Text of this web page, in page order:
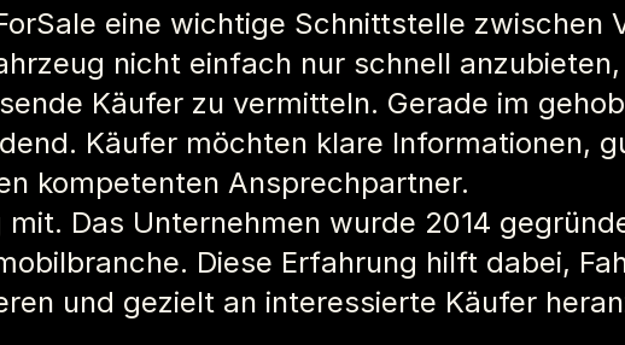
eine wichtige Schnittstelle zwischen
nicht einfach nur schnell
Käufer zu vermitteln. Gerade im
Käufer möchten klare Informationen,
kompetenten Ansprechpartner.
Das Unternehmen wurde 2014
Diese Erfahrung hilft dabei,
und gezielt an interessierte Käufer